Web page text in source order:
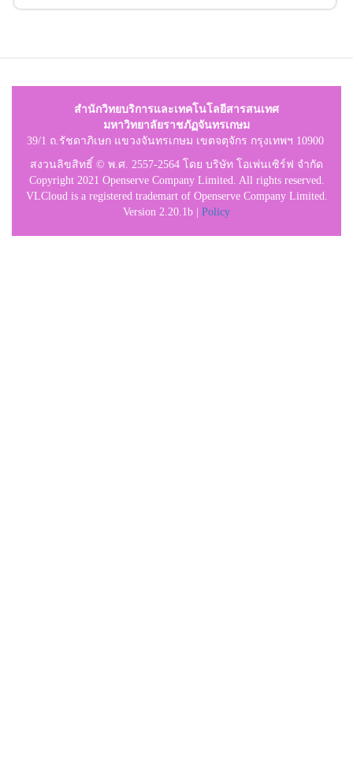
สำนักวิทยบริการและเทคโนโลยีสารสนเทศ
มหาวิทยาลัยราชภัฏจันทรเกษม
39/1 ถ.รัชดาภิเษก แขวงจันทรเกษม เขตจตุจักร กรุงเทพฯ 10900
สงวนลิขสิทธิ์ © พ.ศ. 2557-2564 โดย บริษัท โอเพ่นเซิร์ฟ จำกัด
Copyright 2021 Openserve Company Limited. All rights reserved.
VLCloud is a registered trademart of Openserve Company Limited.
Version 2.20.1b | Policy